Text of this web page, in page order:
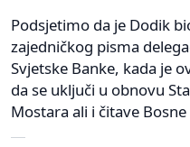
Podsjetimo da je Dodik
zajedničkog pisma
Svjetske Banke, kada je
da se uključi u obnovu
Mostara ali i čitave